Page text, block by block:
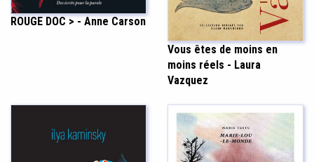
ROUGE DOC > - Anne Carson
Vous êtes de moins en
moins réels - Laura
Vazquez